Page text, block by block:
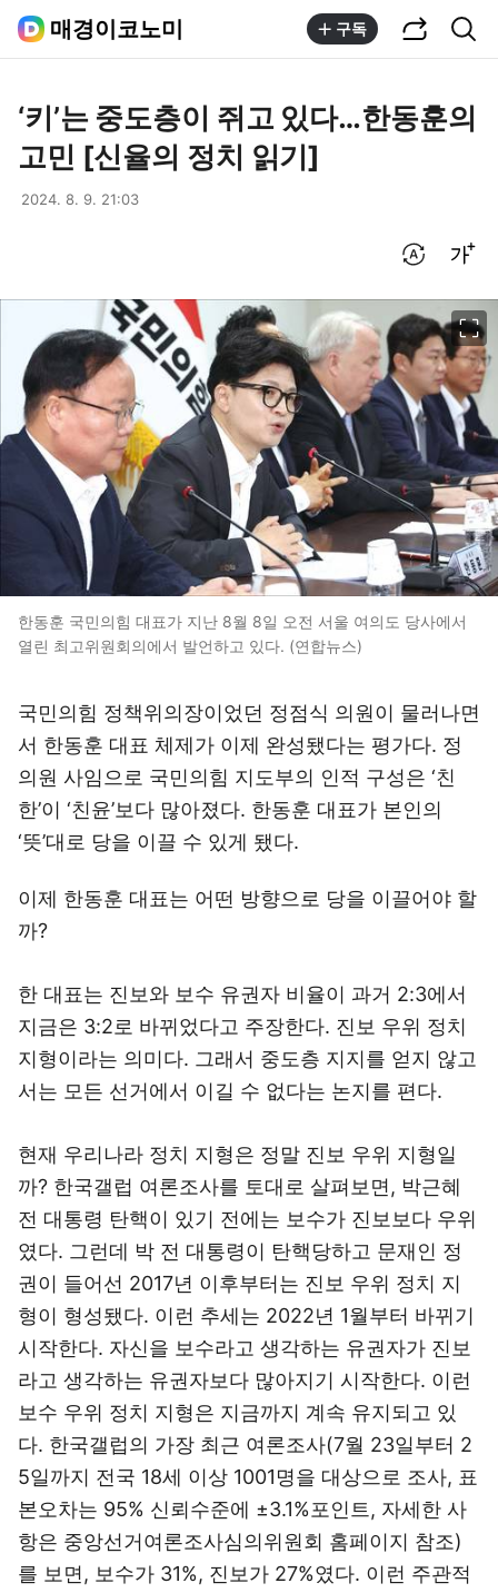
매경이코노미 구독
‘키’는 중도층이 쥐고 있다…한동훈의
고민 [신율의 정치 읽기]
2024. 8. 9. 21:03
한동훈 국민의힘 대표가 지난 8월 8일 오전 서울 여의도 당사에서
열린 최고위원회의에서 발언하고 있다. (연합뉴스)
국민의힘 정책위의장이었던 정점식 의원이 물러나면
서 한동훈 대표 체제가 이제 완성됐다는 평가다. 정
의원 사임으로 국민의힘 지도부의 인적 구성은 ‘친
한’이 ‘친윤’보다 많아졌다. 한동훈 대표가 본인의
‘뜻’대로 당을 이끌 수 있게 됐다.
이제 한동훈 대표는 어떤 방향으로 당을 이끌어야 할
까?
한 대표는 진보와 보수 유권자 비율이 과거 2:3에서
지금은 3:2로 바뀌었다고 주장한다. 진보 우위 정치
지형이라는 의미다. 그래서 중도층 지지를 얻지 않고
서는 모든 선거에서 이길 수 없다는 논지를 편다.
현재 우리나라 정치 지형은 정말 진보 우위 지형일
까? 한국갤럽 여론조사를 토대로 살펴보면, 박근혜
전 대통령 탄핵이 있기 전에는 보수가 진보보다 우위
였다. 그런데 박 전 대통령이 탄핵당하고 문재인 정
권이 들어선 2017년 이후부터는 진보 우위 정치 지
형이 형성됐다. 이런 추세는 2022년 1월부터 바뀌기
시작한다. 자신을 보수라고 생각하는 유권자가 진보
라고 생각하는 유권자보다 많아지기 시작한다. 이런
보수 우위 정치 지형은 지금까지 계속 유지되고 있
다. 한국갤럽의 가장 최근 여론조사(7월 23일부터 2
5일까지 전국 18세 이상 1001명을 대상으로 조사, 표
본오차는 95% 신뢰수준에 ±3.1%포인트, 자세한 사
항은 중앙선거여론조사심의위원회 홈페이지 참조)
를 보면, 보수가 31%, 진보가 27%였다. 이런 주관적